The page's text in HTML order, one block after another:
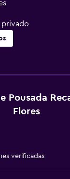
privado
Pousada
Flores
verificadas